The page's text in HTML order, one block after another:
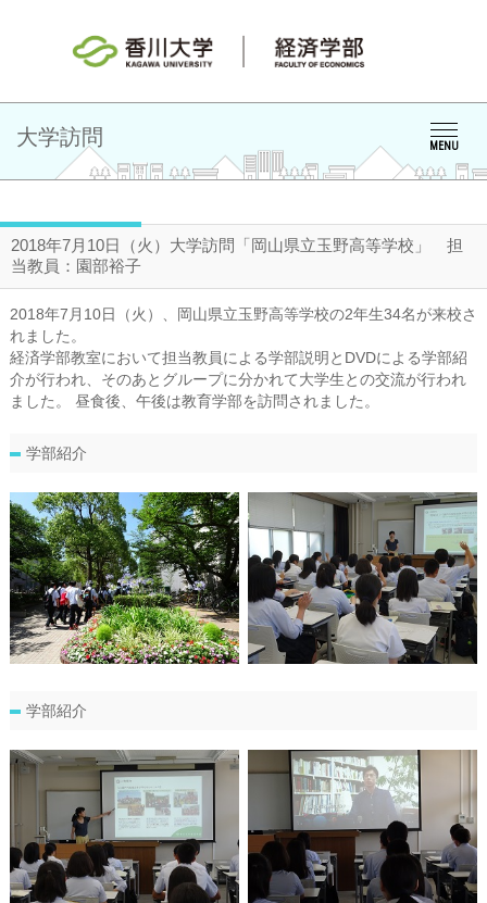
MENU
大学訪問
2018年7月10日（火）大学訪問「岡山県立玉野高等学校」 担
当教員：園部裕子
2018年7月10日（火）、岡山県立玉野高等学校の2年生34名が来校さ
れました。
経済学部教室において担当教員による学部説明とDVDによる学部紹
介が行われ、そのあとグループに分かれて大学生との交流が行われ
ました。 昼食後、午後は教育学部を訪問されました。
学部紹介
学部紹介